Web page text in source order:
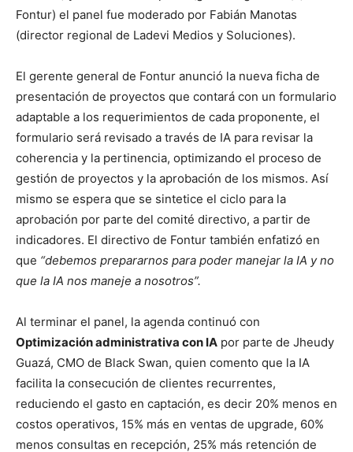
Fontur) el panel fue moderado por Fabián Manotas
(director regional de Ladevi Medios y Soluciones).
El gerente general de Fontur anunció la nueva ficha de
presentación de proyectos que contará con un formulario
adaptable a los requerimientos de cada proponente, el
formulario será revisado a través de IA para revisar la
coherencia y la pertinencia, optimizando el proceso de
gestión de proyectos y la aprobación de los mismos. Así
mismo se espera que se sintetice el ciclo para la
aprobación por parte del comité directivo, a partir de
indicadores. El directivo de Fontur también enfatizó en
que “debemos prepararnos para poder manejar la IA y no
que la IA nos maneje a nosotros”.
Al terminar el panel, la agenda continuó con
Optimización administrativa con IA por parte de Jheudy
Guazá, CMO de Black Swan, quien comento que la IA
facilita la consecución de clientes recurrentes,
reduciendo el gasto en captación, es decir 20% menos en
costos operativos, 15% más en ventas de upgrade, 60%
menos consultas en recepción, 25% más retención de